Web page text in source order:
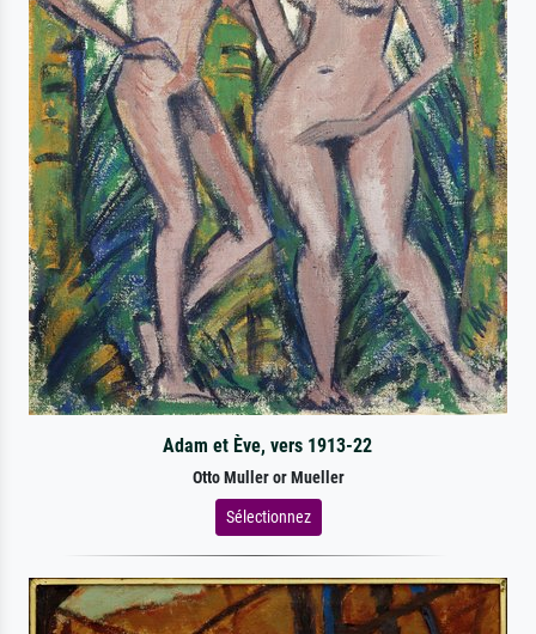
Adam et Ève, vers 1913-22
Otto Muller or Mueller
Sélectionnez